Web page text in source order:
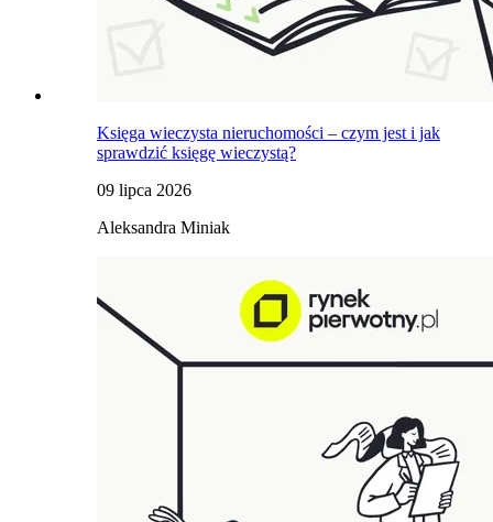
Księga wieczysta nieruchomości – czym jest i jak
sprawdzić księgę wieczystą?
09 lipca 2026
Aleksandra Miniak